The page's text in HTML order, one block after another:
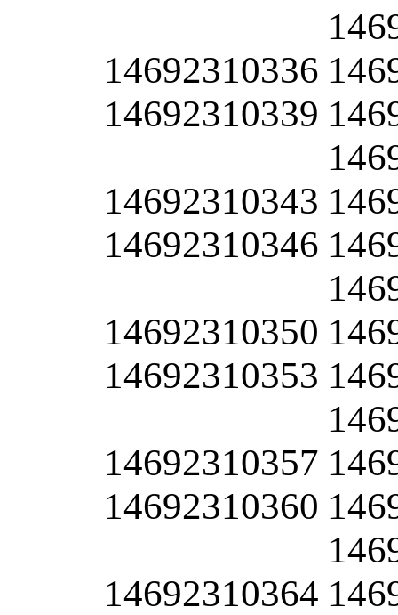
14692310336
14692310339
14692310343
14692310346
14692310350
14692310353
14692310357
14692310360
14692310364